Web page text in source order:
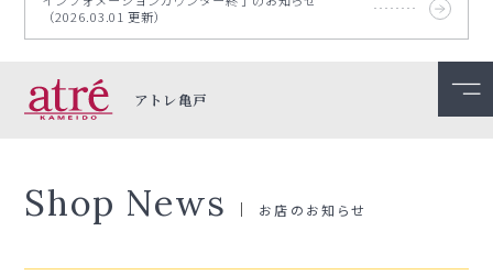
（2026.03.01 更新）
アトレ亀戸
Shop News お店のお知らせ